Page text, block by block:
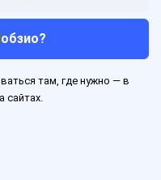
там, где нужно — в
сайтах.